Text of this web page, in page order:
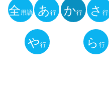
用
全用語 あ行 か行 さ行
や行 ら 行